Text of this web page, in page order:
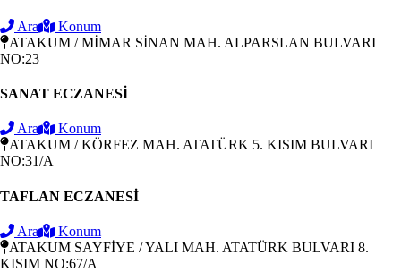
Ara
Konum
ATAKUM / MİMAR SİNAN MAH. ALPARSLAN BULVARI
NO:23
SANAT ECZANESİ
Ara
Konum
ATAKUM / KÖRFEZ MAH. ATATÜRK 5. KISIM BULVARI
NO:31/A
TAFLAN ECZANESİ
Ara
Konum
ATAKUM SAYFİYE / YALI MAH. ATATÜRK BULVARI 8.
KISIM NO:67/A